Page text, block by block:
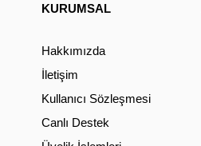
KURUMSAL
Hakkımızda
İletişim
Kullanıcı Sözleşmesi
Canlı Destek